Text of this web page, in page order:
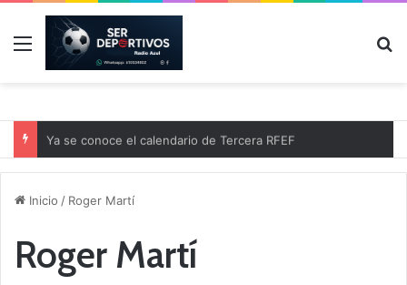
Menú
Ya se conoce el calendario de Tercera RFEF
Inicio / Roger Martí
Roger Martí